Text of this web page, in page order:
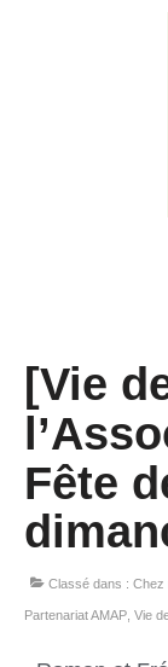
[Vie
Fête
Classé dans : Chez
Partenariat AMAP Vie